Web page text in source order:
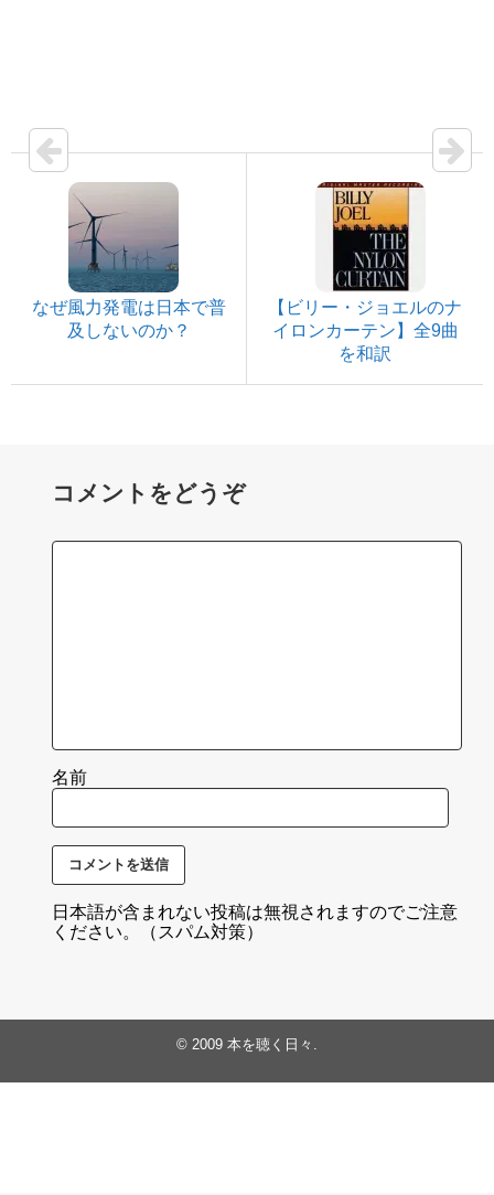
なぜ風力発電は日本で普
及しないのか？
【ビリー・ジョエルのナ
イロンカーテン】全9曲
を和訳
コメントをどうぞ
名前
日本語が含まれない投稿は無視されますのでご注意
ください。（スパム対策）
© 2009 本を聴く日々